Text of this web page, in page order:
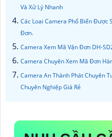
Và Xử Lý Nhanh
Các Loại Camera Phổ Biến Được
Đơn.
Camera Xem Mã Vận Đơn DH-
Camera Chuyên Xem Mã Đơn
Camera An Thành Phát Chuyên
Chuyên Nghiệp Giá Rẻ